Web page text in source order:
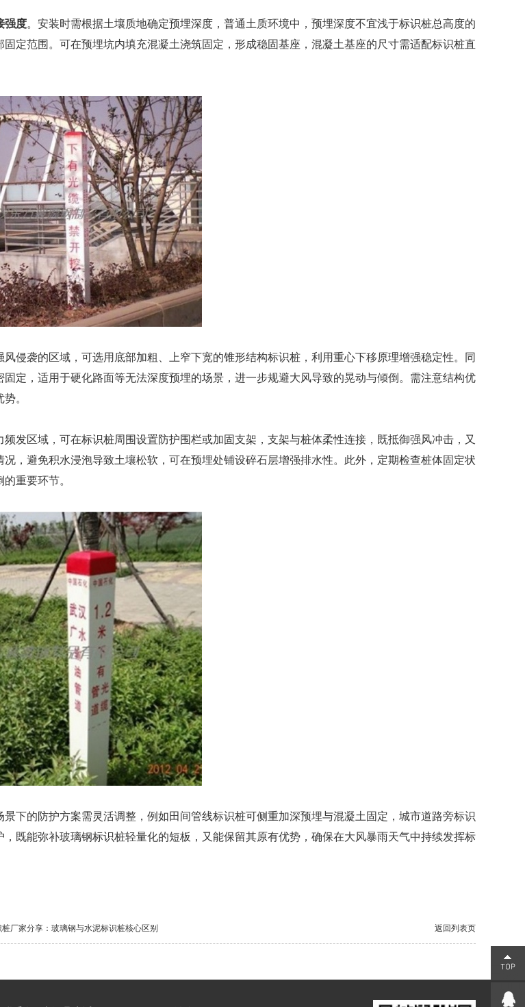
强度。安装时需根据土壤质地确定预埋深度，普通土质环境中，预埋深度不宜浅于标识桩总高度的
定范围。可在预埋坑内填充混凝土浇筑固定，形成稳固基座，混凝土基座的尺寸需适配标识桩直
风侵袭的区域，可选用底部加粗、上窄下宽的锥形结构标识桩，利用重心下移原理增强稳定性。同
定，适用于硬化路面等无法深度预埋的场景，进一步规避大风导致的晃动与倾倒。需注意结构优
。
频发区域，可在标识桩周围设置防护围栏或加固支架，支架与桩体柔性连接，既抵御强风冲击，又
，避免积水浸泡导致土壤松软，可在预埋处铺设碎石层增强排水性。此外，定期检查桩体固定状
重要环节。
的防护方案需灵活调整，例如田间管线标识桩可侧重加深预埋与混凝土固定，城市道路旁标识
既能弥补玻璃钢标识桩轻量化的短板，又能保留其原有优势，确保在大风暴雨天气中持续发挥标
厂家分享：玻璃钢与水泥标识桩核心区别 返回列表页